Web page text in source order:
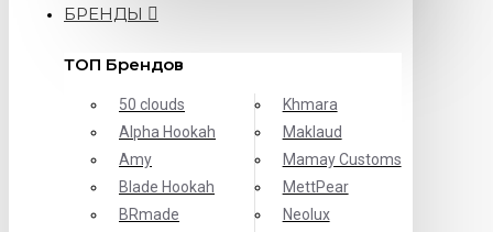
БРЕНДЫ
ТОП Брендов
50 clouds
Alpha Hookah
Amy
Blade Hookah
BRmade
Khmara
Maklaud
Mamay Customs
MettPear
Neolux